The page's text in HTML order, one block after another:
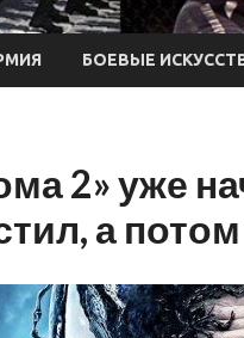
БОЕВЫЕ
2» уже
а